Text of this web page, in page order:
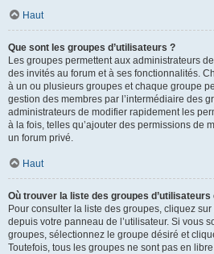
Haut
Que sont les groupes d’utilisateurs ?
Les groupes permettent aux administrateurs
des invités au forum et à ses fonctionnalités.
à un ou plusieurs groupes et chaque groupe
gestion des membres par l’intermédiaire des
administrateurs de modifier rapidement les
à la fois, telles qu’ajouter des permissions de
un forum privé.
Haut
Où trouver la liste des groupes
Pour consulter la liste des groupes, cliquez sur
depuis votre panneau de l’utilisateur. Si vous
groupes, sélectionnez le groupe désiré et
Toutefois, tous les groupes ne sont pas en